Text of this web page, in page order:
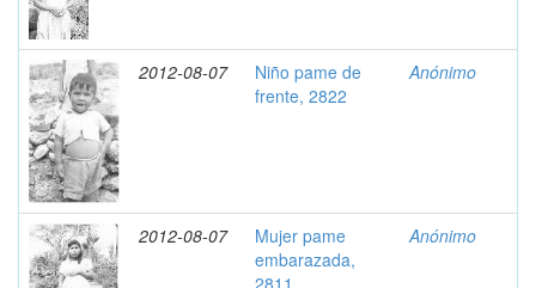
2012-08-07
Niño pame de
frente, 2822
Anónimo
2012-08-07
Mujer pame
embarazada,
2811
Anónimo